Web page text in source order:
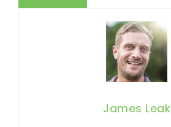
James Leak